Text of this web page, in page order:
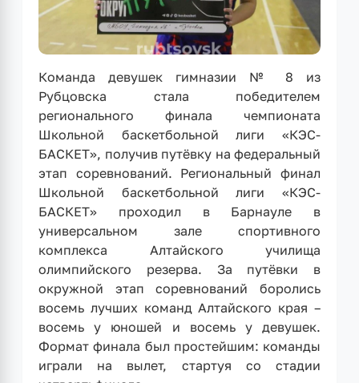
Команда девушек гимназии № 8 из
Рубцовска стала победителем
регионального финала чемпионата
Школьной баскетбольной лиги «КЭС-
БАСКЕТ», получив путёвку на федеральный
этап соревнований. Региональный финал
Школьной баскетбольной лиги «КЭС-
БАСКЕТ» проходил в Барнауле в
универсальном зале спортивного
комплекса Алтайского училища
олимпийского резерва. За путёвки в
окружной этап соревнований боролись
восемь лучших команд Алтайского края –
восемь у юношей и восемь у девушек.
Формат финала был простейшим: команды
играли на вылет, стартуя со стадии